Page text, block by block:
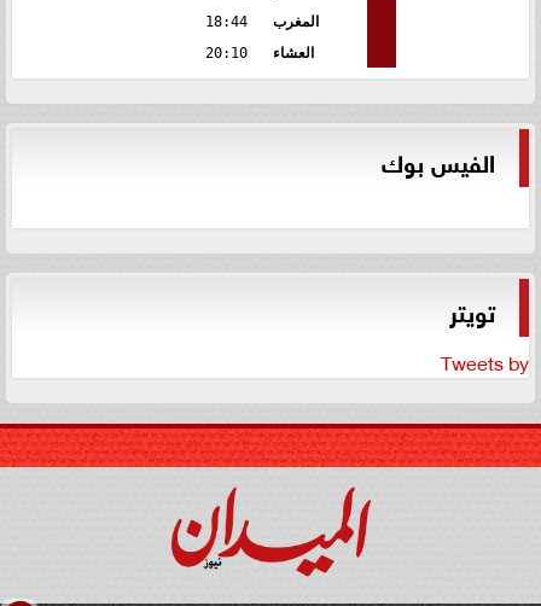
المغرب
18:44
العشاء
20:10
الفيس بوك
تويتر
Tweets by